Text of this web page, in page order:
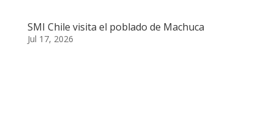
SMI Chile visita el poblado de Machuca
Jul 17, 2026